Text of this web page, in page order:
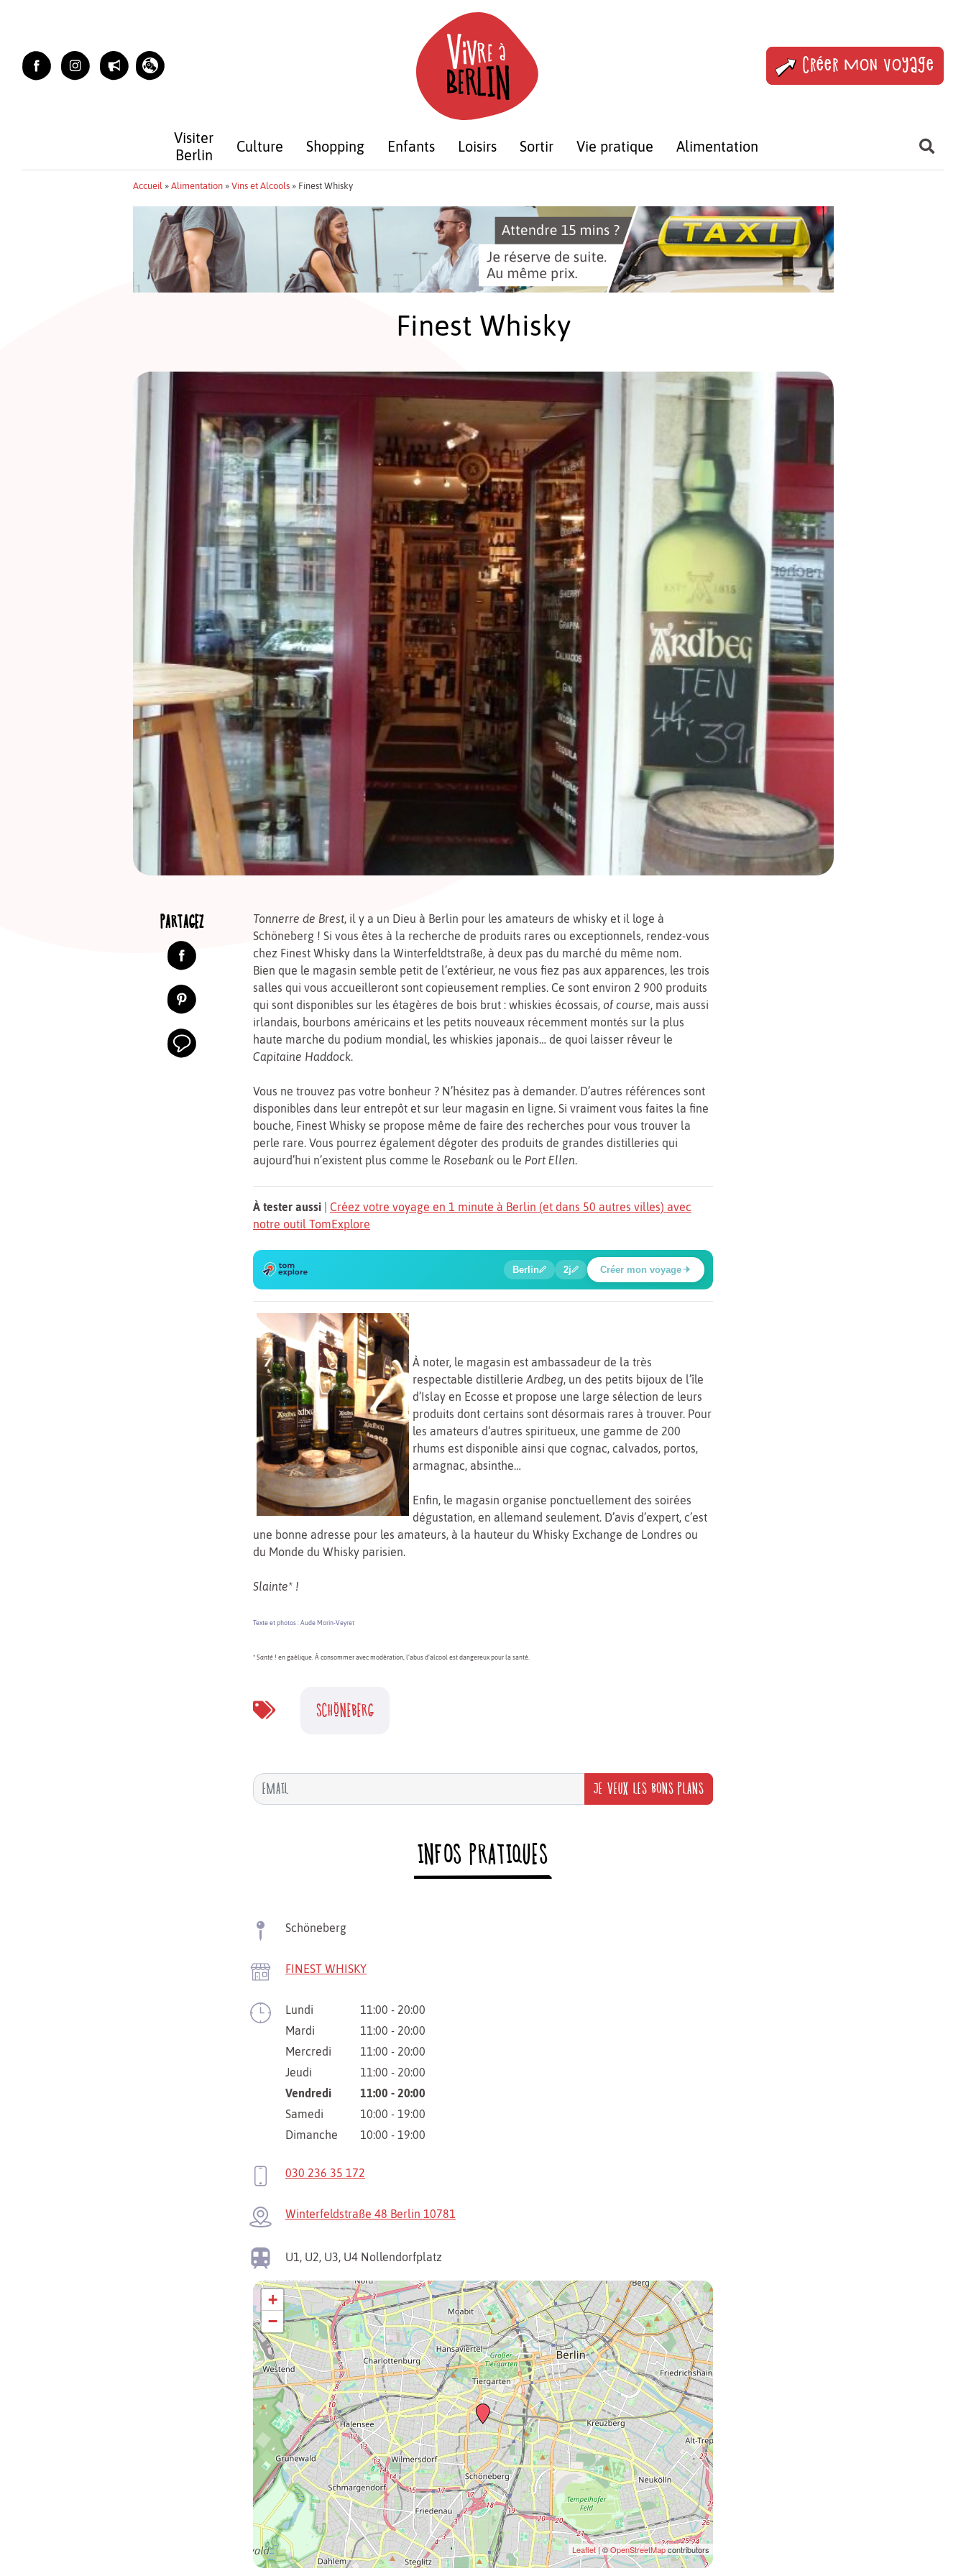
Créer mon voyage
Visiter
Berlin
Culture Shopping Enfants Loisirs Sortir Vie pratique Alimentation
Accueil » Alimentation» Vins et Alcools» Finest Whisky
Finest Whisky
PARTAGEZ Tonnerre de Brest, il y a un Dieu à Berlin pour les amateurs de whisky et il loge à
Schöneberg ! Si vous êtes à la recherche de produits rares ou exceptionnels, rendez-vous
chez Finest Whisky dans la Winterfeldtstraße, à deux pas du marché du même nom.
Bien que le magasin semble petit de l’extérieur, ne vous fiez pas aux apparences, les trois
salles qui vous accueilleront sont copieusement remplies. Ce sont environ 2 900 produits
qui sont disponibles sur les étagères de bois brut : whiskies écossais, of course, mais aussi
irlandais, bourbons américains et les petits nouveaux récemment montés sur la plus
haute marche du podium mondial, les whiskies japonais… de quoi laisser rêveur le
Capitaine Haddock.
Vous ne trouvez pas votre bonheur ? N’hésitez pas à demander. D’autres références sont
disponibles dans leur entrepôt et sur leur magasin en ligne. Si vraiment vous faites la fine
bouche, Finest Whisky se propose même de faire des recherches pour vous trouver la
perle rare. Vous pourrez également dégoter des produits de grandes distilleries qui
aujourd’hui n’existent plus comme le Rosebank ou le Port Ellen.
À tester aussi
Créez votre voyage en 1 minute à Berlin (et dans 50 autres villes) avec
notre outil TomExplore
🔍
🔍
🔍
🍲
🔍
🔍
Place Potsdamer
Berlin 2j Créer mon voyage
À noter, le magasin est ambassadeur de la très
respectable distillerie Ardbeg, un des petits bijoux de l’île
d’Islay en Ecosse et propose une large sélection de leurs
produits dont certains sont désormais rares à trouver. Pour
les amateurs d‘autres spiritueux, une gamme de 200
rhums est disponible ainsi que cognac, calvados, portos,
armagnac, absinthe…
Enfin, le magasin organise ponctuellement des soirées
dégustation, en allemand seulement. D’avis d’expert, c’est
une bonne adresse pour les amateurs, à la hauteur du Whisky Exchange de Londres ou
du Monde du Whisky parisien.
Slainte* !
Texte et photos : Aude Morin-Veyret
* Santé ! en gaélique. À consommer avec modération, l’abus d’alcool est dangereux pour la santé.
SCHÖNEBERG
JE VEUX LES BONS PLANS
INFOS PRATIQUES
Schöneberg
FINEST WHISKY
Lundi
11:00 - 20:00
Mardi
11:00 - 20:00
Mercredi
11:00 - 20:00
Jeudi
11:00 - 20:00
Vendredi
11:00 - 20:00
Samedi
10:00 - 19:00
Dimanche
10:00 - 19:00
030 236 35 172
Winterfeldstraße 48 Berlin 10781
U1, U2, U3, U4 Nollendorfplatz
+
−
Leaflet| ©OpenStreetMapcontributors